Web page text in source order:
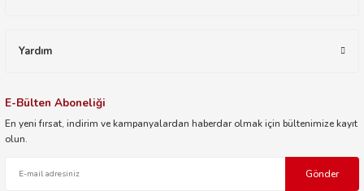
Yardım
E-Bülten Aboneliği
En yeni fırsat, indirim ve kampanyalardan haberdar olmak için bültenimize kayıt
olun.
Gönder